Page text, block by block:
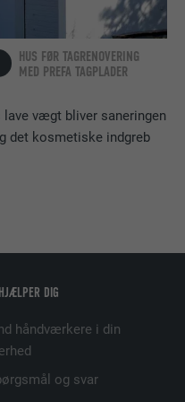
lave vægt bliver saneringen
det kosmetiske indgreb
HUS FØR TAGRENOVERING
MED PREFA TAGPLADER
DIG
håndværkere i din
og svar